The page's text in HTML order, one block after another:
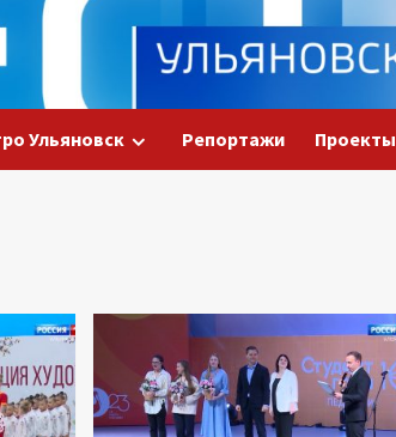
Ульяновск Репортажи Проекты